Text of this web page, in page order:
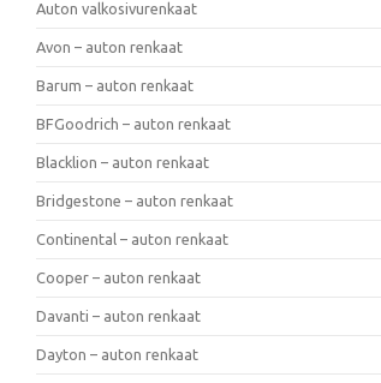
Auton valkosivurenkaat
Avon – auton renkaat
Barum – auton renkaat
BFGoodrich – auton renkaat
Blacklion – auton renkaat
Bridgestone – auton renkaat
Continental – auton renkaat
Cooper – auton renkaat
Davanti – auton renkaat
Dayton – auton renkaat